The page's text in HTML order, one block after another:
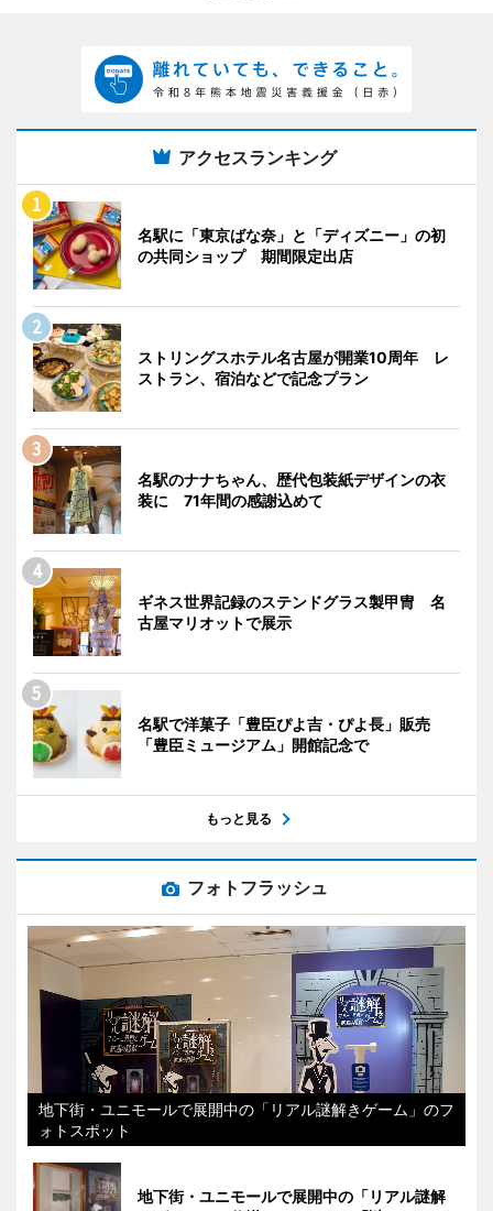
アクセスランキング
名駅に「東京ばな奈」と「ディズニー」の初
の共同ショップ 期間限定出店
ストリングスホテル名古屋が開業10周年 レ
ストラン、宿泊などで記念プラン
名駅のナナちゃん、歴代包装紙デザインの衣
装に 71年間の感謝込めて
ギネス世界記録のステンドグラス製甲冑 名
古屋マリオットで展示
名駅で洋菓子「豊臣ぴよ吉・ぴよ長」販売
「豊臣ミュージアム」開館記念で
もっと見る
フォトフラッシュ
地下街・ユニモールで展開中の「リアル謎解きゲーム」のフ
ォトスポット
地下街・ユニモールで展開中の「リアル謎解